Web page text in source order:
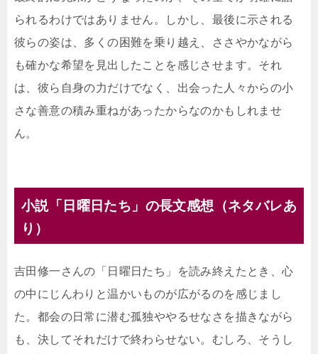
られるわけではありません。しかし、最後に示される
彼らの姿は、多くの困難を乗り越え、ささやかながら
も確かな希望を見出したことを感じさせます。それ
は、彼ら自身の力だけでなく、出会った人々からの小
さな善意の積み重ねがあったからなのかもしれませ
ん。
小説「日曜日たち」の長文感想（ネタバレあ
り）
吉田修一さんの「日曜日たち」を読み終えたとき、心
の中にじんわりと温かいものが広がるのを感じまし
た。都会の日常に潜む孤独ややるせなさを描きながら
も、決してそれだけで終わらせない。むしろ、そうし